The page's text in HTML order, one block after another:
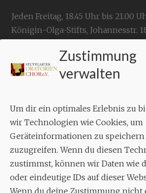
Zustimmung
verwalten
Um dir ein optimales Erlebnis zu
wir Technologien wie Cookies, um
Geräteinformationen zu
zuzugreifen. Wenn du diesen
zustimmst, können wir Daten wie
oder eindeutige IDs auf dieser
Wenn du deine Zustimmung nicht
Jeden Freitag, 18.45 Uhr bis 21.00
Königin-Olga-Stifts, Johannesstr.
KONTAKT
Geschäftsstelle:
Aixheimer Str. 18
70619 Stuttgart
MUSIK
Musikalischer
Enrico Trummer